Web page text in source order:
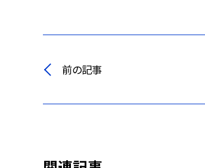
前の記事